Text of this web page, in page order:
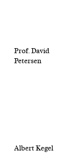
Prof. David
Petersen
Albert Kegel